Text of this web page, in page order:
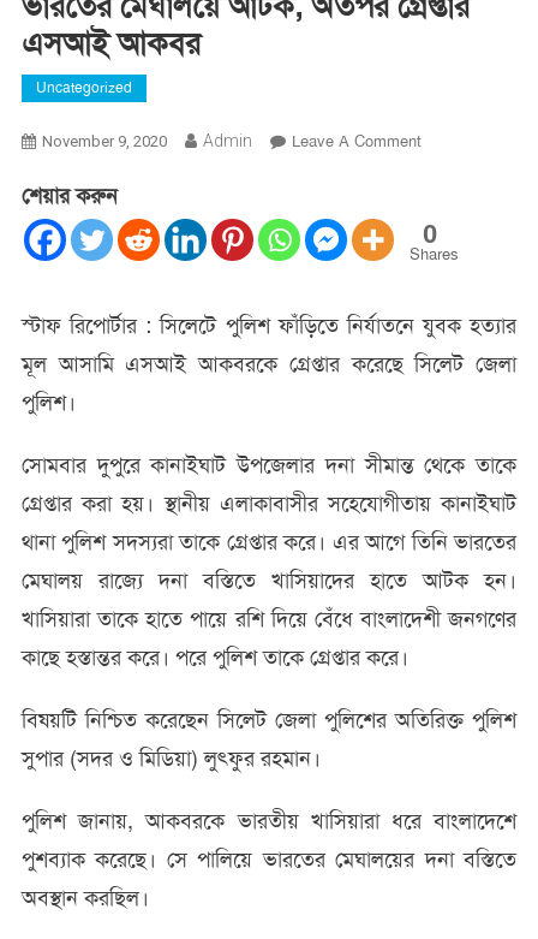
এসআই আকবর
Uncategorized
November 9, 2020 Admin Leave A CommentOn
আটক,
অতপর
আকবর
শেয়ার করুন
0
Shares
স্টাফ রিপোর্টার : সিলেটে পুলিশ ফাঁড়িতে নির্যাতনে যুবক হত্যার
মূল আসামি এসআই আকবরকে গ্রেপ্তার করেছে সিলেট জেলা
পুলিশ।
সোমবার দুপুরে কানাইঘাট উপজেলার দনা সীমান্ত থেকে তাকে
গ্রেপ্তার করা হয়। স্থানীয় এলাকাবাসীর সহেযোগীতায় কানাইঘাট
থানা পুলিশ সদস্যরা তাকে গ্রেপ্তার করে। এর আগে তিনি ভারতের
মেঘালয় রাজ্যে দনা বস্তিতে খাসিয়াদের হাতে আটক হন।
খাসিয়ারা তাকে হাতে পায়ে রশি দিয়ে বেঁধে বাংলাদেশী জনগণের
কাছে হস্তান্তর করে। পরে পুলিশ তাকে গ্রেপ্তার করে।
বিষয়টি নিশ্চিত করেছেন সিলেট জেলা পুলিশের অতিরিক্ত পুলিশ
সুপার (সদর ও মিডিয়া) লুৎফুর রহমান।
পুলিশ জানায়, আকবরকে ভারতীয় খাসিয়ারা ধরে বাংলাদেশে
পুশব্যাক করেছে। সে পালিয়ে ভারতের মেঘালয়ের দনা বস্তিতে
অবস্থান করছিল।